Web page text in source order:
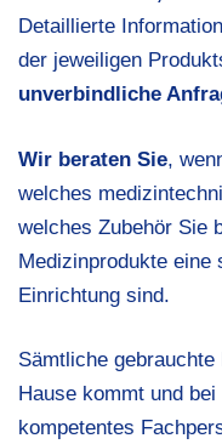
Detaillierte
der jeweiligen
unverbindliche
Wir beraten Sie,
welches
welches Zubehör Sie
Medizinprodukte eine
Einrichtung sind.
Sämtliche
Hause kommt und
kompetentes